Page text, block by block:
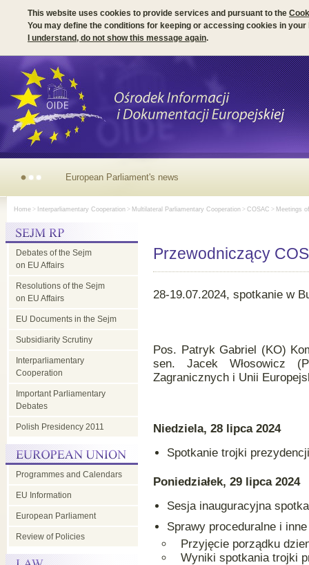
This website uses cookies to provide services and pursuant to the
You may define the conditions for keeping or accessing cookies in your
I understand, do not show this message again.
European
Parliament's
news
Home > Interparliamentary Cooperation > Multilateral Parliamentary Cooperation > COSAC > Meetings
Debates of the Sejm
on EU Affairs
Resolutions of the Sejm
on EU Affairs
EU Documents in the Sejm
Subsidiarity Scrutiny
Interparliamentary
Cooperation
Important Parliamentary
Debates
Polish Presidency 2011
Programmes and Calendars
EU Information
European Parliament
Review of Policies
Przewodniczący
28-19.07.2024, spotkanie w
Pos. Patryk Gabriel (KO)
sen. Jacek Włosowicz
Zagranicznych i Unii
Niedziela, 28 lipca 2024
Spotkanie trojki
Poniedziałek, 29 lipca 2024
Sesja inauguracyjna
Sprawy proceduralne i inne
Przyjęcie porządku
Wyniki spotkania trojki